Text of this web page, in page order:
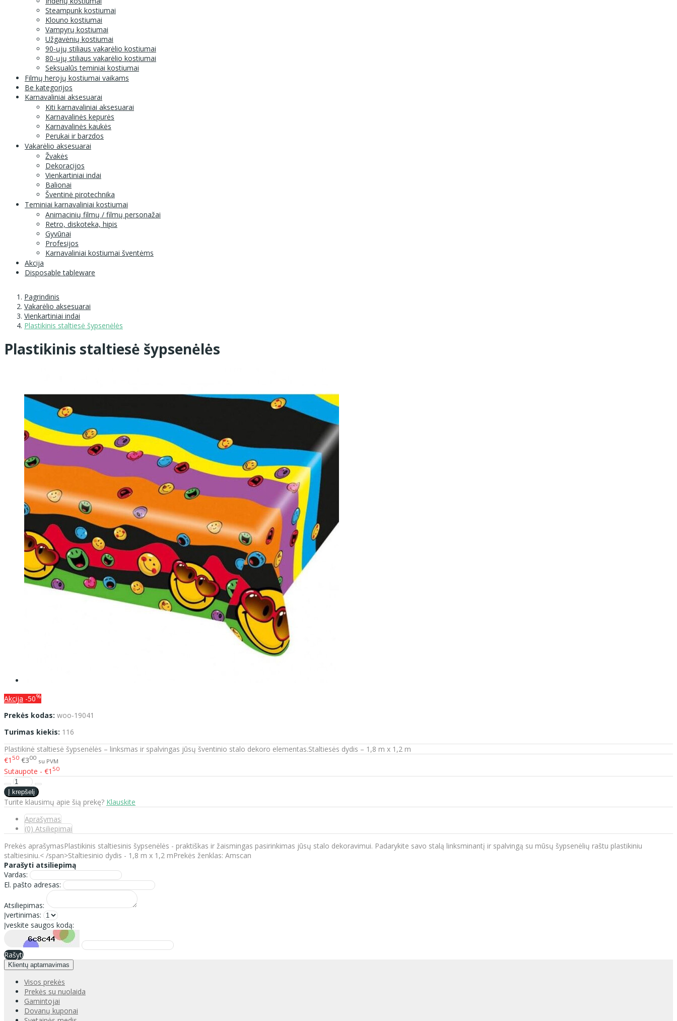
Steampunk kostiumai
Klouno kostiumai
Vampyrų kostiumai
Užgavėnių kostiumai
90-ųjų stiliaus vakarėlio kostiumai
80-ųjų stiliaus vakarėlio kostiumai
Seksualūs teminiai kostiumai
Filmų herojų kostiumai vaikams
Be kategorijos
Karnavaliniai aksesuarai
Kiti karnavaliniai aksesuarai
Karnavalinės kepurės
Karnavalinės kaukės
Perukai ir barzdos
Vakarėlio aksesuarai
Žvakės
Dekoracijos
Vienkartiniai indai
Balionai
Šventinė pirotechnika
Teminiai karnavaliniai kostiumai
Animacinių filmų / filmų personažai
Retro, diskoteka, hipis
Gyvūnai
Profesijos
Karnavaliniai kostiumai šventėms
Akcija
Disposable tableware
Pagrindinis
Vakarėlio aksesuarai
Vienkartiniai indai
Plastikinis staltiesė šypsenėlės
Plastikinis staltiesė šypsenėlės
Akcija -50%
Prekės kodas: woo-19041
Turimas kiekis: 116
Plastikinė staltiesė šypsenėlės – linksmas ir spalvingas jūsų šventinio stalo dekoro elementas.Staltiesės dydis – 1,8 m x 1,2 m
€1 50 €300 su PVM
Sutaupote - €1 50
Turite klausimų apie šią prekę? Klauskite
Aprašymas
(0) Atsiliepimai
Prekės aprašymasPlastikinis staltiesinis šypsenėlės - praktiškas ir žaismingas pasirinkimas jūsų stalo dekoravimui. Padarykite savo stalą linksminantį ir spalvingą su mūsų šypsenėlių raštu plastikiniu
staltiesiniu.< /span>Staltiesinio dydis - 1,8 m x 1,2 mPrekės ženklas: Amscan
Parašyti atsiliepimą
Vardas:
El. pašto adresas:
Atsiliepimas:
Įvertinimas:
Įveskite saugos kodą:
Rašyti
Klientų aptarnavimas
Visos prekės
Prekės su nuolaida
Gamintojai
Dovanų kuponai